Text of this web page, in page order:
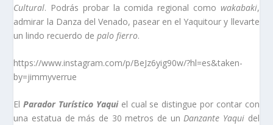
Cultural. Podrás probar la comida regional como wakabaki,
admirar la Danza del Venado, pasear en el Yaquitour y llevarte
un lindo recuerdo depalo fierro.
https://www.instagram.com/p/BeJz6yig90w/?hl=es&taken-
by=jimmyverrue
ElParador Turístico Yaquiel cual se distingue por contar con
una estatua de más de 30 metros de unDanzante Yaquidel